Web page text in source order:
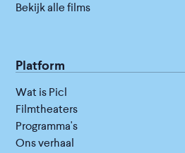
Bekijk alle films
Platform
Wat is Picl
Filmtheaters
Programma's
Ons verhaal